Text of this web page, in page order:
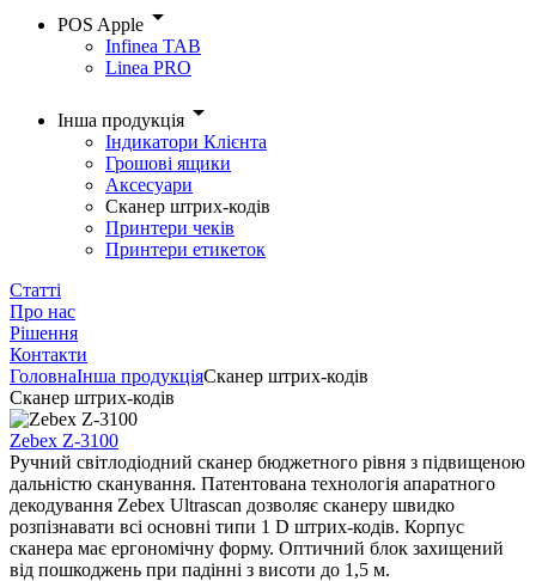
POS Apple arrow_drop_down
Infinea TAB
Linea PRO
Інша продукція arrow_drop_down
Індикатори Клієнта
Грошові ящики
Аксесуари
Сканер штрих-кодів
Принтери чеків
Принтери етикеток
Статті
Про нас
Рішення
Контакти
ГоловнаІнша продукціяСканер штрих-кодів
Сканер штрих-кодів
Zebex Z-3100
Ручний світлодіодний сканер бюджетного рівня з підвищеною
дальністю сканування. Патентована технологія апаратного
декодування Zebex Ultrascan дозволяє сканеру швидко
розпізнавати всі основні типи 1 D штрих-кодів. Корпус
сканера має ергономічну форму. Оптичний блок захищений
від пошкоджень при падінні з висоти до 1,5 м.